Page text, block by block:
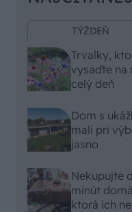
TÝŽDEŇ
Trvalky,
vysaďte na
celý deň
Dom s
mali pri
jasno
Nekupujte
minút
ktorá ich